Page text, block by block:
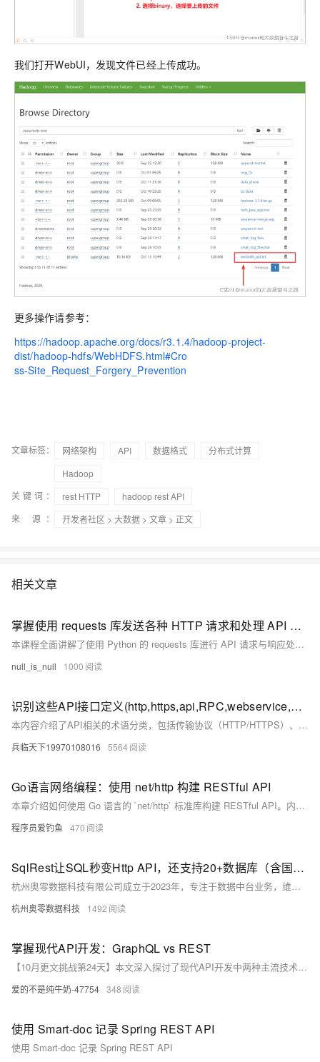
我们打开WebUI，发现文件已经上传成功。
更多操作请参考：
https://hadoop.apache.org/docs/r3.1.4/hadoop-project-
dist/hadoop-hdfs/WebHDFS.html#Cro
ss-Site_Request_Forgery_Prevention
文章标签： 网络架构 API 数据格式
分布式计算
Hadoop
关键词：
rest HTTP
hadoop rest API
来 源：
开发者社区 > 大数据 > 文章 > 正文
相关文章
掌握使用 requests 库发送各种 HTTP 请求和处理 API 响应
本课程全面讲解了使用 Python 的 requests 库进行 API 请求与响应处理，内容涵盖环境搭建、GET 与 POST 请求、参数传递、错误处理、请求头设置及实战项目开发。通过实例教学，学员可掌握基础到高级技巧，并完成天气查询应用等实际项目，适合初学者快速上手网络编程与 API 调用。
null_is_null 1000
识别这些API接口定义(http,https,api,RPC,webservice,Restful api ,OpenAPI）
本内容介绍了API相关的术语分类，包括传输协议（HTTP/HTTPS）、接口风格（RESTful、WebService、RPC）及开放程度（API、OpenAPI），帮助理解各类API的特点与应用场景。
兵临天下19970108016 5564
Go语言网络编程：使用 net/http 构建 RESTful API
本章介绍如何使用 Go 语言的 `net/http` 标准库构建 RESTful API。内容涵盖 RESTful API 的基本概念及规范，包括 GET、POST、PUT 和 DELETE 方法的实现。通过定义用户数据结构和模拟数据库，逐步实现获取用户列表、创建用户、更新用户、删除用户的 HTTP 路由处理函数。同时提供辅助函数用于路径参数解析，并展示如何设置路由器启动服务。最后通过 curl 或 Postman 测试接口功能。章节总结了路由分发、JSON 编解码、方法区分、并发安全管理和路径参数解析等关键点，为更复杂需求推荐第三方框架如 Gin、Echo 和 Chi。
程序员爱钓鱼 470
SqlRest让SQL秒变Http API，还支持20+数据库（含国产数据库）
杭州奥零数据科技有限公司成立于2023年，专注于数据中台业务，维护开源项目AllData并提供商业版解决方案。AllData提供数据集成、存储、开发、治理及BI展示等一站式服务，支持AI大模型应用，助力企业高效利用数据价值。
杭州奥零数据科技 1492
掌握现代API开发：GraphQL vs REST
【10月更文挑战第24天】本文深入探讨了现代API开发中两种主流技术——GraphQL和REST的设计理念、技术特点及实际开发中的对比分析。GraphQL通过声明式数据请求和强类型系统提供更高的灵活性和性能，而REST则以其无状态特性和成熟的生态系统见长。文章还讨论了两者在客户端-服务器交互、安全性和工具支持方面的优劣，帮助开发者根据项目需求做出明智选择。
爱的不是纯牛奶-47754 348
使用 Smart-doc 记录 Spring REST API
使用 Smart-doc 记录 Spring REST API